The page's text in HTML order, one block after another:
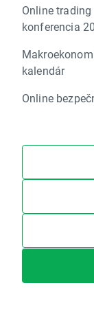
Online trading
konferencia
kalendár
Online